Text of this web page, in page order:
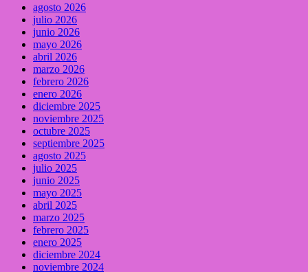
agosto 2026
julio 2026
junio 2026
mayo 2026
abril 2026
marzo 2026
febrero 2026
enero 2026
diciembre 2025
noviembre 2025
octubre 2025
septiembre 2025
agosto 2025
julio 2025
junio 2025
mayo 2025
abril 2025
marzo 2025
febrero 2025
enero 2025
diciembre 2024
noviembre 2024